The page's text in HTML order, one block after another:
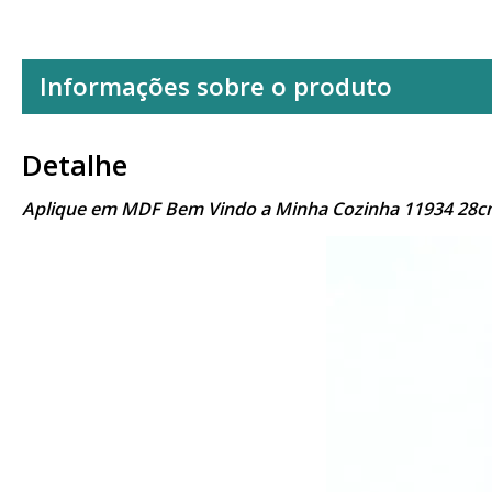
Informações sobre o produto
Detalhe
Aplique em MDF Bem Vindo a Minha Cozinha 11934